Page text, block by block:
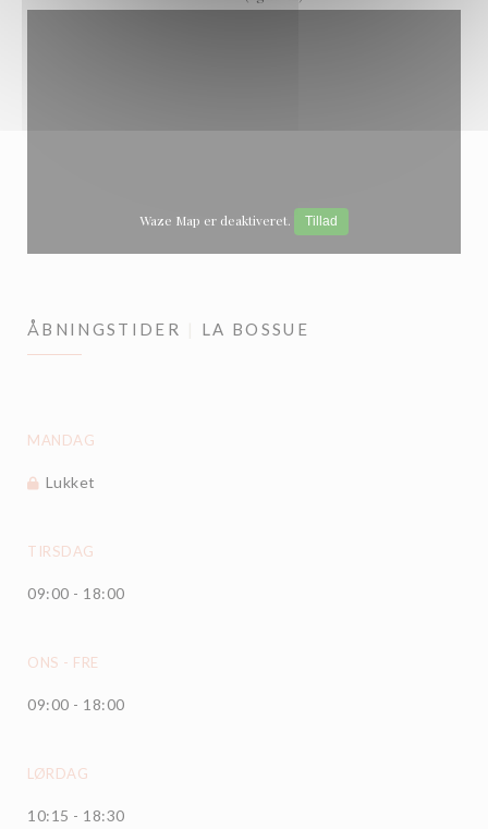
Waze Map er deaktiveret. Tillad
ÅBNINGSTIDER LA BOSSUE
MANDAG
Lukket
TIRSDAG
09:00 - 18:00
ONS - FRE
09:00 - 18:00
LØRDAG
10:15 - 18:30